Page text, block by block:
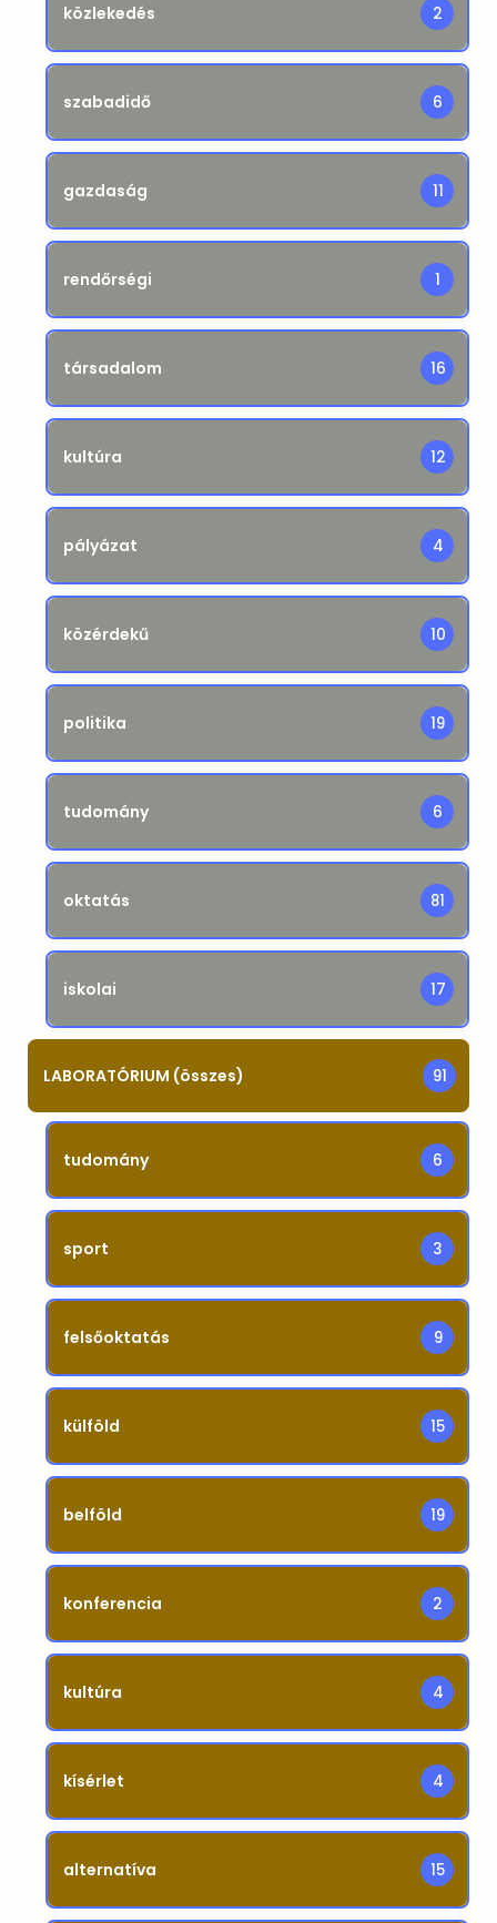
közlekedés 2
szabadidő 6
gazdaság 11
rendőrségi 1
társadalom 16
kultúra 12
pályázat 4
közérdekű 10
politika 19
tudomány 6
oktatás 81
iskolai 17
LABORATÓRIUM (összes) 91
tudomány 6
sport 3
felsőoktatás 9
külföld 15
belföld 19
konferencia 2
kultúra 4
kísérlet 4
alternatíva 15